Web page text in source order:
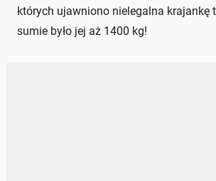
których ujawniono nielegalna krajankę
sumie było jej aż 1400 kg!